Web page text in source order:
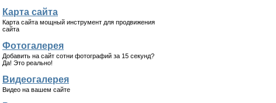
Карта сайта
Карта сайта мощный инструмент для продвижения
сайта
Фотогалерея
Добавить на сайт сотни фотографий за 15 секунд?
Да! Это реально!
Видеогалерея
Видео на вашем сайте